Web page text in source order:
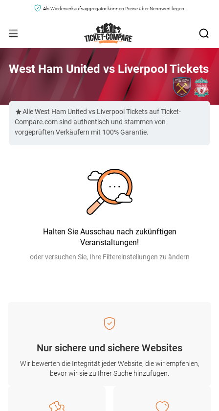
Als Wiederverkaufsaggregator können Preise über Nennwert liegen.
West Ham United vs Liverpool Tickets
Alle West Ham United vs Liverpool Tickets auf Ticket-
Compare.com sind authentisch und stammen von
vorgeprüften Verkäufern mit 100% Garantie.
Halten Sie Ausschau nach zukünftigen
Veranstaltungen!
oder versuchen Sie, Ihre Filtereinstellungen zu ändern
Nur sichere und sichere Websites
Wir bewerten die Integrität jeder Website, die wir empfehlen,
bevor wir sie zu Ihrer Suche hinzufügen.